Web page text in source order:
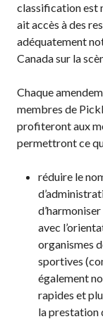
Journée nationale
Pickleball
PC Scoop
Contact
Nationaux
Règles de base
Para/Fauteuil
Développement à
long terme du
Règles officielles
pickleball
classification est
ait accès à des
adéquatement
Canada sur la
Chaque
membres de
profiteront aux
permettront ce
réduire le
avec
organismes
sportives
également
rapides et
la prestation